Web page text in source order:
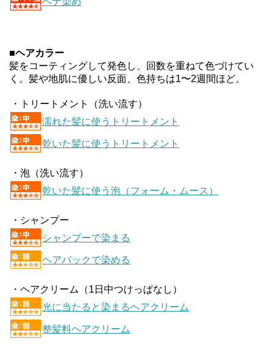
■ヘアカラー
髪をコーティングして発色し、回数を重ねて色づけてい
く。髪や地肌に優しい反面、色持ちは1〜2週間ほど。
・トリートメント（洗い流す）
濡れた髪に使うトリートメント
乾いた髪に使うトリートメント
・泡（洗い流す）
乾いた髪に使う泡（フォーム・ムース）
・シャンプー
シャンプーで染まる
ヘアパックで染める
・ヘアクリーム（1日中つけっぱなし）
光に当たると染まるヘアクリーム
整髪料ヘアクリーム